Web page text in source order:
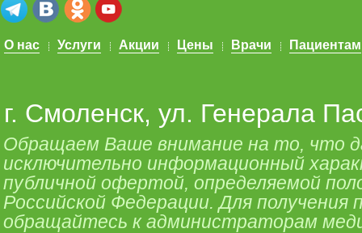
О нас Услуги Акции Цены Врачи Пациентам
г. Смоленск, ул. Генерала
Обращаем Ваше внимание на то, что
исключительно информационный
публичной офертой, определяемой
Российской Федерации. Для
обращайтесь к администраторам